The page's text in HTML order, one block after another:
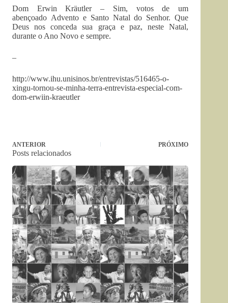
Dom Erwin Kräutler – Sim, votos de um
abençoado Advento e Santo Natal do Senhor. Que
Deus nos conceda sua graça e paz, neste Natal,
durante o Ano Novo e sempre.
–
http://www.ihu.unisinos.br/entrevistas/516465-o-
xingu-tornou-se-minha-terra-entrevista-especial-com-
dom-erwiin-kraeutler
ANTERIOR PRÓXIMO
Posts relacionados